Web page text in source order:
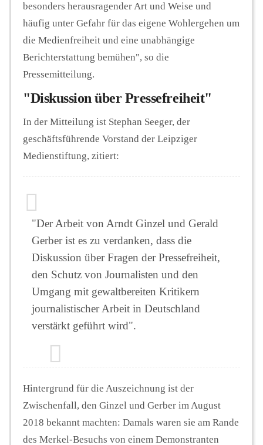
besonders herausragender Art und Weise und
häufig unter Gefahr für das eigene Wohlergehen um
die Medienfreiheit und eine unabhängige
Berichterstattung bemühen", so die
Pressemitteilung.
"Diskussion über Pressefreiheit"
In der Mitteilung ist Stephan Seeger, der
geschäftsführende Vorstand der Leipziger
Medienstiftung, zitiert:
"Der Arbeit von Arndt Ginzel und Gerald
Gerber ist es zu verdanken, dass die
Diskussion über Fragen der Pressefreiheit,
den Schutz von Journalisten und den
Umgang mit gewaltbereiten Kritikern
journalistischer Arbeit in Deutschland
verstärkt geführt wird".
Hintergrund für die Auszeichnung ist der
Zwischenfall, den Ginzel und Gerber im August
2018 bekannt machten: Damals waren sie am Rande
des Merkel-Besuchs von einem Demonstranten